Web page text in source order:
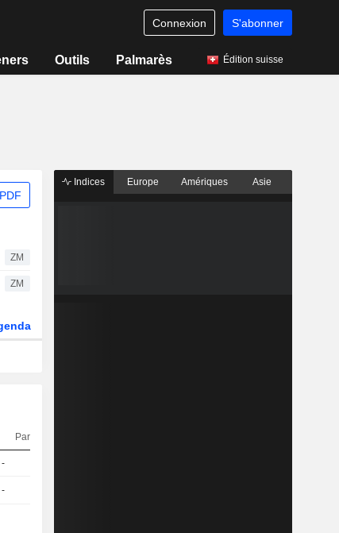
Connexion S'abonner
Outils Palmarès Édition suisse
ZM
ZM
Parité
-
-
Indices Europe Amériques Asie